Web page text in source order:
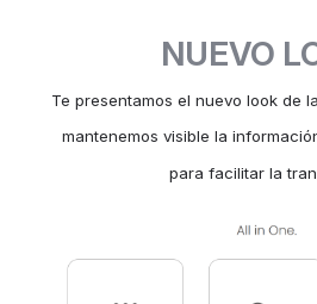
NUEVO
Te presentamos el nuevo look de
mantenemos visible la
para facilitar la